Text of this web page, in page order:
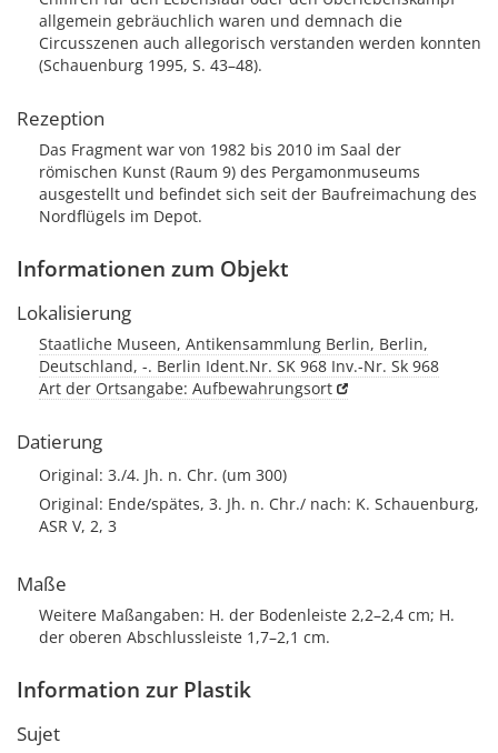
allgemein gebräuchlich waren und demnach die
Circusszenen auch allegorisch verstanden werden konnten
(Schauenburg 1995, S. 43–48).
Rezeption
Das Fragment war von 1982 bis 2010 im Saal der
römischen Kunst (Raum 9) des Pergamonmuseums
ausgestellt und befindet sich seit der Baufreimachung des
Nordflügels im Depot.
Informationen zum Objekt
Lokalisierung
Staatliche Museen, Antikensammlung Berlin, Berlin,
Deutschland, -. Berlin Ident.Nr. SK 968 Inv.-Nr. Sk 968
Art der Ortsangabe: Aufbewahrungsort
Datierung
Original: 3./4. Jh. n. Chr. (um 300)
Original: Ende/spätes, 3. Jh. n. Chr./ nach: K. Schauenburg,
ASR V, 2, 3
Maße
Weitere Maßangaben: H. der Bodenleiste 2,2–2,4 cm; H.
der oberen Abschlussleiste 1,7–2,1 cm.
Information zur Plastik
Sujet